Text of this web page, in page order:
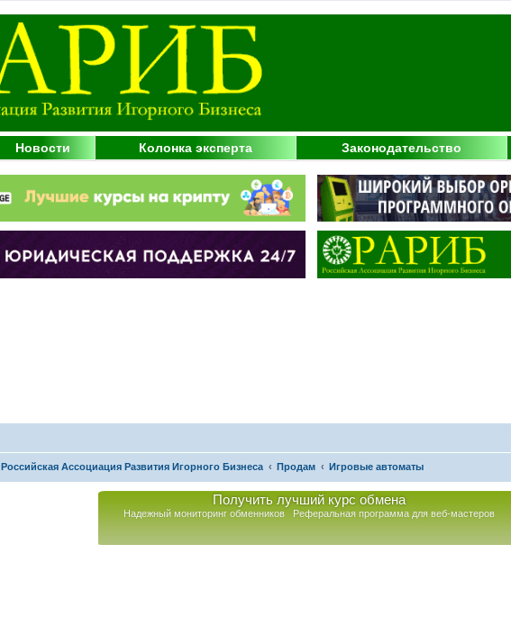
Новости Колонка эксперта Законодательство
Российская Ассоциация Развития Игорного Бизнеса Продам Игровые автоматы
Получить лучший курс обмена
Надежный мониторинг обменников Реферальная программа для веб-мастеров